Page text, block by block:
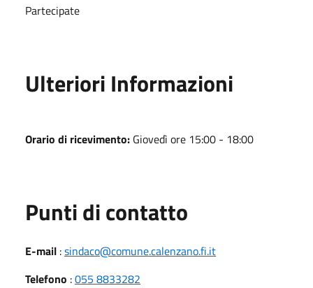
Partecipate
Ulteriori Informazioni
Orario di ricevimento: Giovedì ore 15:00 - 18:00
Punti di contatto
E-mail :sindaco@comune.calenzano.fi.it
Telefono :055 8833282